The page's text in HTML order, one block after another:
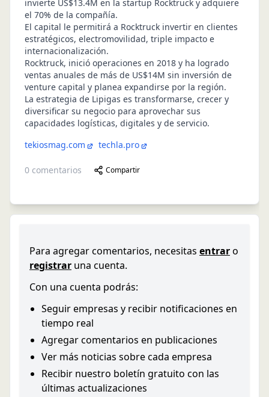
invierte US$13.4M en la startup Rocktruck y adquiere
el 70% de la compañía.
El capital le permitirá a Rocktruck invertir en clientes
estratégicos, electromovilidad, triple impacto e
internacionalización.
Rocktruck, inició operaciones en 2018 y ha logrado
ventas anuales de más de US$14M sin inversión de
venture capital y planea expandirse por la región.
La estrategia de Lipigas es transformarse, crecer y
diversificar su negocio para aprovechar sus
capacidades logísticas, digitales y de servicio.
tekiosmag.com
techla.pro
0 comentarios Compartir
Para agregar comentarios, necesitas entraro
registrar una cuenta.
Con una cuenta podrás:
Seguir empresas y recibir notificaciones en
tiempo real
Agregar comentarios en publicaciones
Ver más noticias sobre cada empresa
Recibir nuestro boletín gratuito con las
últimas actualizaciones